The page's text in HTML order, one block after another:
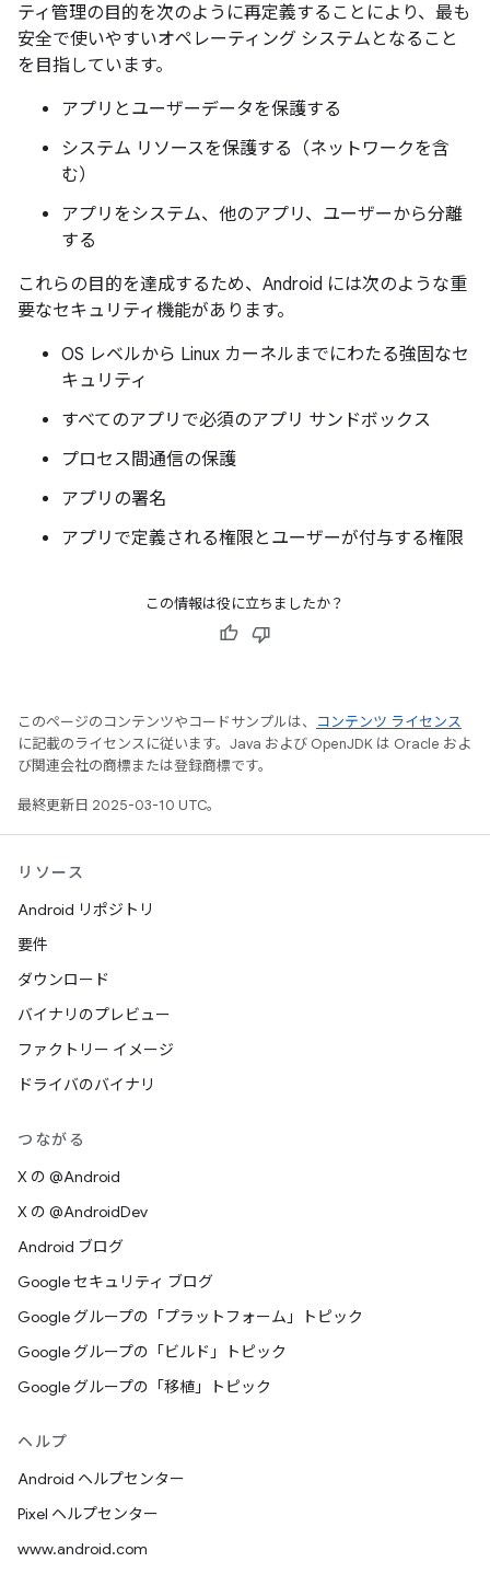
ティ管理の目的を次のように再定義することにより、最も
安全で使いやすいオペレーティング システムとなること
を目指しています。
アプリとユーザーデータを保護する
システム リソースを保護する（ネットワークを含
む）
アプリをシステム、他のアプリ、ユーザーから分離
する
これらの目的を達成するため、Android には次のような重
要なセキュリティ機能があります。
OS レベルから Linux カーネルまでにわたる強固なセ
キュリティ
すべてのアプリで必須のアプリ サンドボックス
プロセス間通信の保護
アプリの署名
アプリで定義される権限とユーザーが付与する権限
この情報は役に立ちましたか？
このページのコンテンツやコードサンプルは、
コンテンツ ライセンス
に記載のライセンスに従います。Java および OpenJDK は Oracle およ
び関連会社の商標または登録商標です。
最終更新日 2025-03-10 UTC。
リソース
Android リポジトリ
要件
ダウンロード
バイナリのプレビュー
ファクトリー イメージ
ドライバのバイナリ
つながる
X の @Android
X の @AndroidDev
Android ブログ
Google セキュリティ ブログ
Google グループの「プラットフォーム」トピック
Google グループの「ビルド」トピック
Google グループの「移植」トピック
ヘルプ
Android ヘルプセンター
Pixel ヘルプセンター
www.android.com